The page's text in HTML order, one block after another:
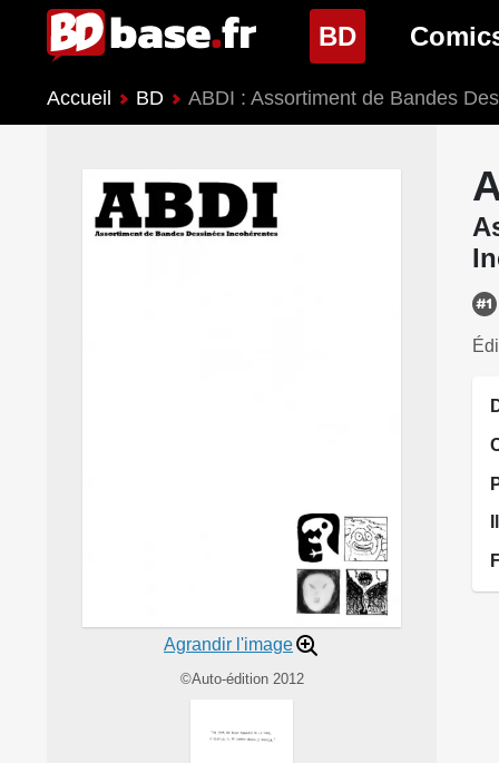
BD(page
Nouveautés BD
Genres
Accueil BD ABDI : Assortiment de Bandes
Agrandir l'image
©Auto-édition 2012